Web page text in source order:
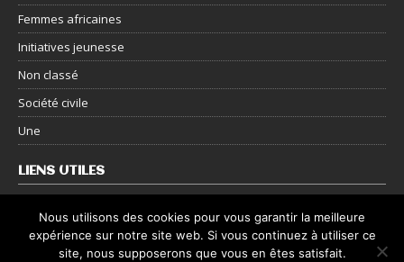
Femmes africaines
Initiatives jeunesse
Non classé
Société civile
Une
LIENS UTILES
Nous contacter
Mentions légales
Nous utilisons des cookies pour vous garantir la meilleure
expérience sur notre site web. Si vous continuez à utiliser ce
site, nous supposerons que vous en êtes satisfait.